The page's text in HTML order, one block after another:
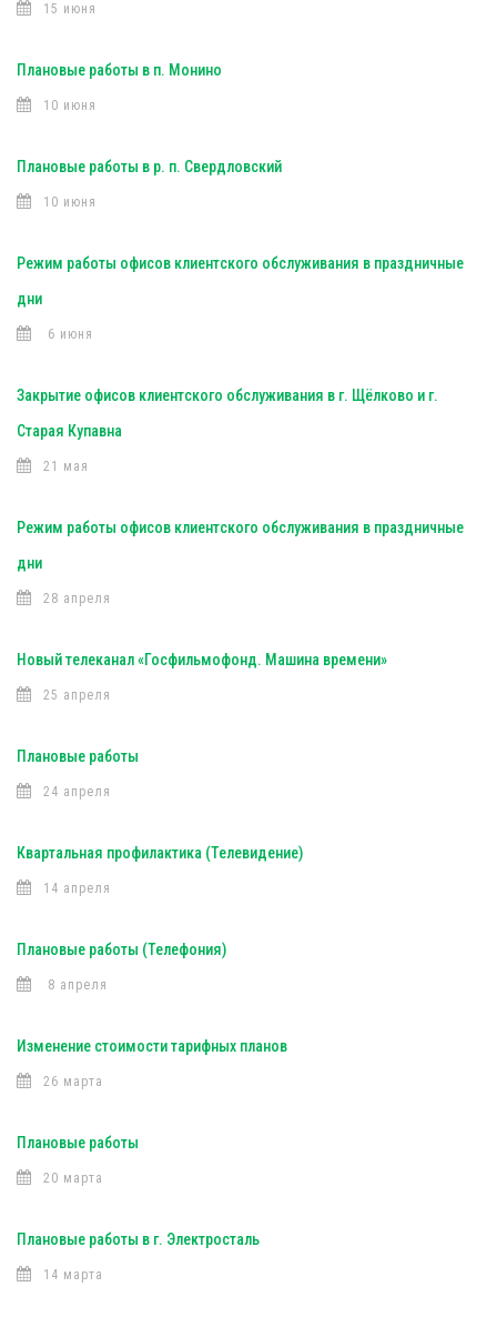
15 июня
Плановые работы в п. Монино
10 июня
Плановые работы в р. п. Свердловский
10 июня
Режим работы офисов клиентского обслуживания в праздничные
дни
6 июня
Закрытие офисов клиентского обслуживания в г. Щёлково и г.
Старая Купавна
21 мая
Режим работы офисов клиентского обслуживания в праздничные
дни
28 апреля
Новый телеканал «Госфильмофонд. Машина времени»
25 апреля
Плановые работы
24 апреля
Квартальная профилактика (Телевидение)
14 апреля
Плановые работы (Телефония)
8 апреля
Изменение стоимости тарифных планов
26 марта
Плановые работы
20 марта
Плановые работы в г. Электросталь
14 марта